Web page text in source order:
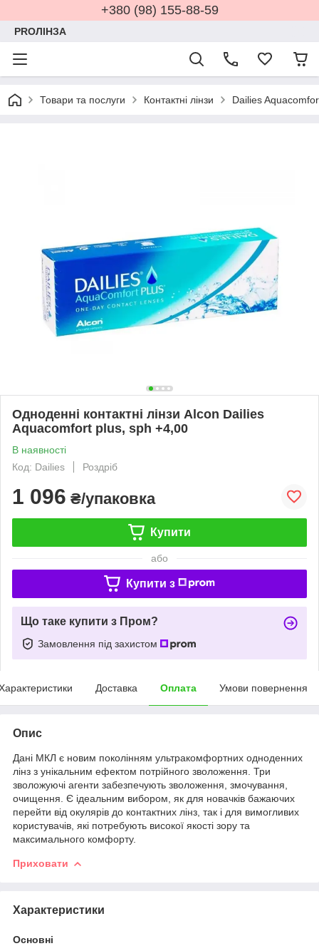
+380 (98) 155-88-59
PROЛІНЗА
Товари та послуги Контактні лінзи Dailies
Одноденні контактні лінзи Alcon Dailies
Aquacomfort plus, sph +4,00
В наявності
Код: Dailies
Роздріб
1 096 ₴/упаковка
Купити
або
Купити з
Що таке купити з Пром?
Замовлення під захистом
Доставка Оплата Умови повернення
Опис
Дані МКЛ є новим поколінням ультракомфортних одноденних
лінз з унікальним ефектом потрійного зволоження. Три
зволожуючі агенти забезпечують зволоження, змочування,
очищення. Є ідеальним вибором, як для новачків бажаючих
перейти від окулярів до контактних лінз, так і для вимогливих
користувачів, які потребують високої якості зору та
максимального комфорту.
Приховати
Характеристики
Основні